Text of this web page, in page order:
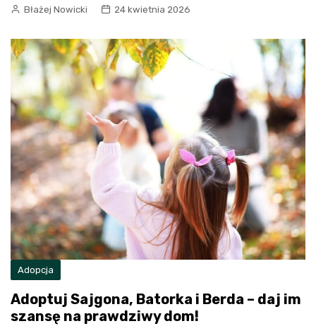
Błażej Nowicki 24 kwietnia 2026
Adopcja
Adoptuj Sajgona, Batorka i Berda – daj im
szansę na prawdziwy dom!